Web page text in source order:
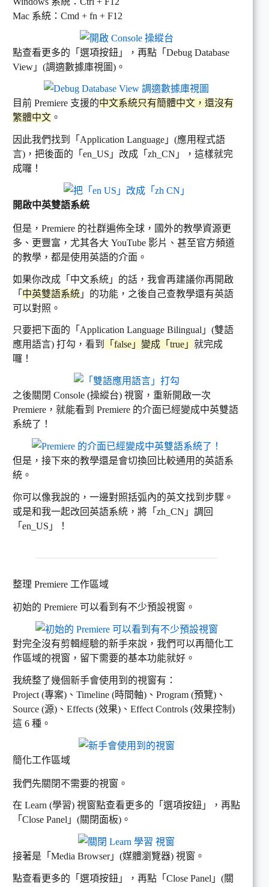
Mac 系統：Cmd + fn + F12
點查看更多的「選項按鈕」，再點「Debug Database
View」(調適數據庫視圖)。
目前 Premiere 支援的中文系統只有簡體中文，還沒有
繁體中文 。
因此我們找到「Application Language」(應用程式語
言)，把後面的「en_US」改成「zh_CN」，這樣就完
成囉！
開啟中英雙語系統
但是，Premiere 的社群遍佈全球，國外的教學資源更
多、更豐富，尤其各大 YouTube 影片、甚至官方頻道
的教學，都是使用英語的介面。
如果你改成「中文系統」的話，我會再建議你再開啟
「 中英雙語系統 」的功能，之後自己查教學還有英語
可以對照。
只要把下面的「Application Language Bilingual」(雙語
應用語言) 打勾，看到
「false」變成「true」 就完成
囉！
之後關閉 Console (操縱台) 視窗，重新開啟一次
Premiere，就能看到 Premiere 的介面已經變成中英雙語
系統了！
但是，接下來的教學還是會切換回比較通用的英語系
統。
你可以像我說的，一邊對照括弧內的英文找到步驟。
或是和我一起改回英語系統，將「zh_CN」調回
「en_US」！
整理 Premiere 工作區域
初始的 Premiere 可以看到有不少預設視窗。
對完全沒有剪輯經驗的新手來說，我們可以再簡化工
作區域的視窗，留下需要的基本功能就好。
我統整了幾個新手會使用到的視窗有：
Project (專案)、Timeline (時間軸)、Program (預覽)、
Source (源)、Effects (效果)、Effect Controls (效果控制)
這 6 種。
簡化工作區域
我們先關閉不需要的視窗。
在 Learn (學習) 視窗點查看更多的「選項按鈕」，再點
「Close Panel」(關閉面板)。
接著是「Media Browser」(媒體瀏覽器) 視窗。
點查看更多的「選項按鈕」，再點「Close Panel」(關